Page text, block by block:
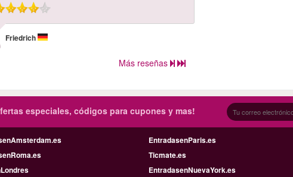
Friedrich
Más reseñas
especiales, códigos para cupones y mas!
EntradasenParis.es
Ticmate.es
EntradasenNuevaYork.es